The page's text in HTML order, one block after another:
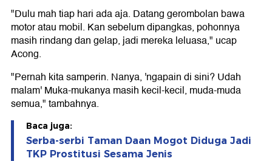
"Dulu mah tiap hari ada aja. Datang gerombolan bawa
motor atau mobil. Kan sebelum dipangkas, pohonnya
masih rindang dan gelap, jadi mereka leluasa," ucap
Acong.
"Pernah kita samperin. Nanya, 'ngapain di sini? Udah
malam' Muka-mukanya masih kecil-kecil, muda-muda
semua," tambahnya.
Baca juga:
Serba-serbi Taman Daan Mogot Diduga Jadi
TKP Prostitusi Sesama Jenis